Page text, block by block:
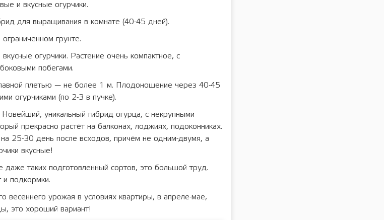
и вкусные огурчики.
для выращивания в комнате (40-45 дней).
грунте.
огурчики. Растение очень компактное, с
побегами.
плетью — не более 1 м. Плодоношение через 40-45
огурчиками (по 2-3 в пучке).
уникальный гибрид огурца, с некрупными
прекрасно растёт на балконах, лоджиях, подоконниках.
25-30 день после всходов, причём не одним-двумя, а
вкусные!
таких подготовленный сортов, это большой труд.
и подкормки.
весеннего урожая в условиях квартиры, в апреле-мае,
это хороший вариант!